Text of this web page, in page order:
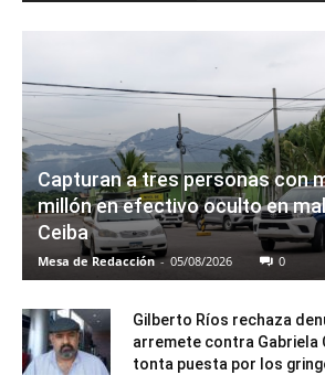
Capturan a tres personas con
millón en efectivo oculto en
Ceiba
Mesa de Redacción - 05/08/2026 0
Gilberto Ríos rechaza
arremete contra Gabriela
tonta puesta por los